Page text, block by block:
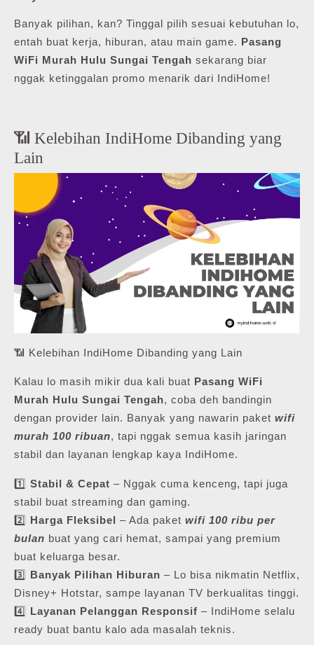
Banyak pilihan, kan? Tinggal pilih sesuai kebutuhan lo,
entah buat kerja, hiburan, atau main game. Pasang
WiFi Murah Hulu Sungai Tengah sekarang biar
nggak ketinggalan promo menarik dari IndiHome!
📶 Kelebihan IndiHome Dibanding yang
Lain
📶 Kelebihan IndiHome Dibanding yang Lain
Kalau lo masih mikir dua kali buat Pasang WiFi
Murah Hulu Sungai Tengah, coba deh bandingin
dengan provider lain. Banyak yang nawarin paket wifi
murah 100 ribuan, tapi nggak semua kasih jaringan
stabil dan layanan lengkap kaya IndiHome.
1️⃣ Stabil & Cepat – Nggak cuma kenceng, tapi juga
stabil buat streaming dan gaming.
2️⃣ Harga Fleksibel – Ada paket wifi 100 ribu per
bulan buat yang cari hemat, sampai yang premium
buat keluarga besar.
3️⃣ Banyak Pilihan Hiburan – Lo bisa nikmatin Netflix,
Disney+ Hotstar, sampe layanan TV berkualitas tinggi.
4️⃣ Layanan Pelanggan Responsif – IndiHome selalu
ready buat bantu kalo ada masalah teknis.